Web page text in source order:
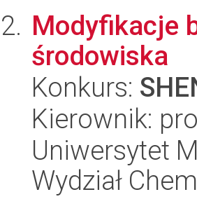
Modyfikacje
środowiska
Konkurs:
Kierownik:
Uniwersytet
Wydział